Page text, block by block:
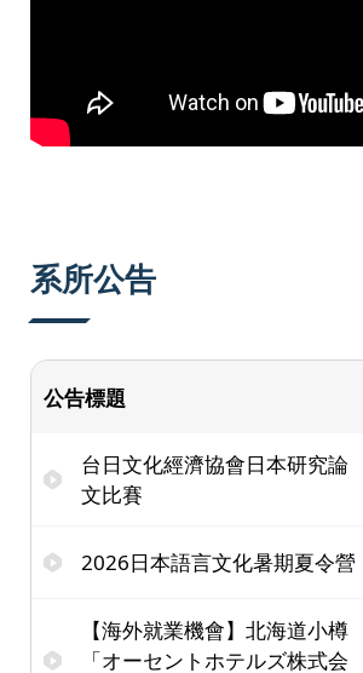
系所公告
公告標題
台日文化經濟協會日本研究論
文比賽
2026日本語言文化暑期夏令營
【海外就業機會】北海道小樽
「オーセントホテルズ株式会